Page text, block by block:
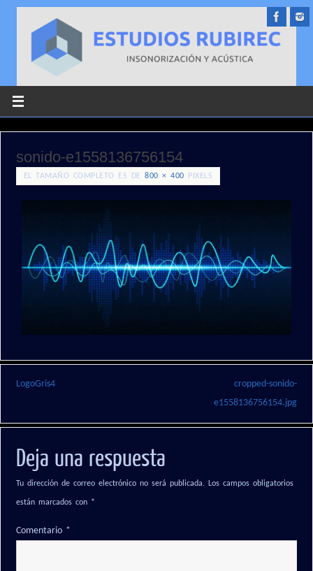
sonido-e1558136756154
EL TAMAÑO COMPLETO ES DE800 × 400 PIXELS
LogoGris4
cropped-sonido-
e1558136756154.jpg
Deja una respuesta
Tu dirección de correo electrónico no será publicada. Los campos obligatorios
están marcados con *
Comentario *